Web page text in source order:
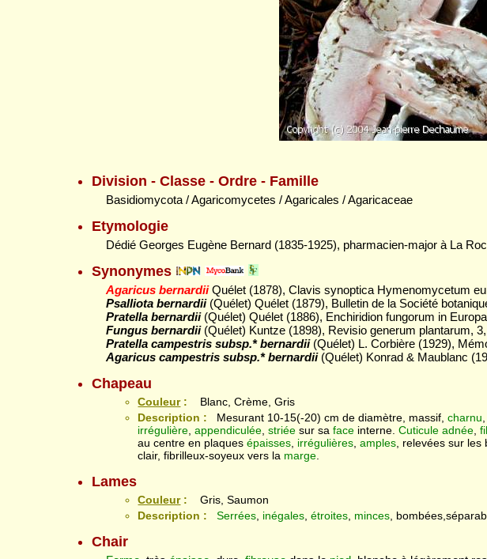
Division - Classe - Ordre - Famille
Basidiomycota / Agaricomycetes / Agaricales / Agaricaceae
Etymologie
Dédié Georges Eugène Bernard (1835-1925), pharmacien-major à La
Synonymes
Agaricus bernardiiQuélet (1878), Clavis synoptica Hymenomycetum
Psalliota bernardii(Quélet) Quélet (1879), Bulletin de la Société
Pratella bernardii(Quélet) Quélet (1886), Enchiridion fungorum in
Fungus bernardii(Quélet) Kuntze (1898), Revisio generum plantarum,
Pratella campestris subsp.* bernardii(Quélet) L. Corbière (1929),
Agaricus campestris subsp.* bernardii(Quélet) Konrad & Maublanc
Chapeau
Couleur:
Blanc, Crème, Gris
Description :
Mesurant 10-15(-20) cm de diamètre, massif, charnu
irrégulière ,appendiculée ,striée sur saface interne.Cuticule adnée ,
au centre en plaquesépaisses irrégulières ,amples , relevées sur
clair, fibrilleux-soyeux vers la marge
Lames
Couleur:
Gris, Saumon
Description :
Serrées, inégales, étroites, minces,
Chair